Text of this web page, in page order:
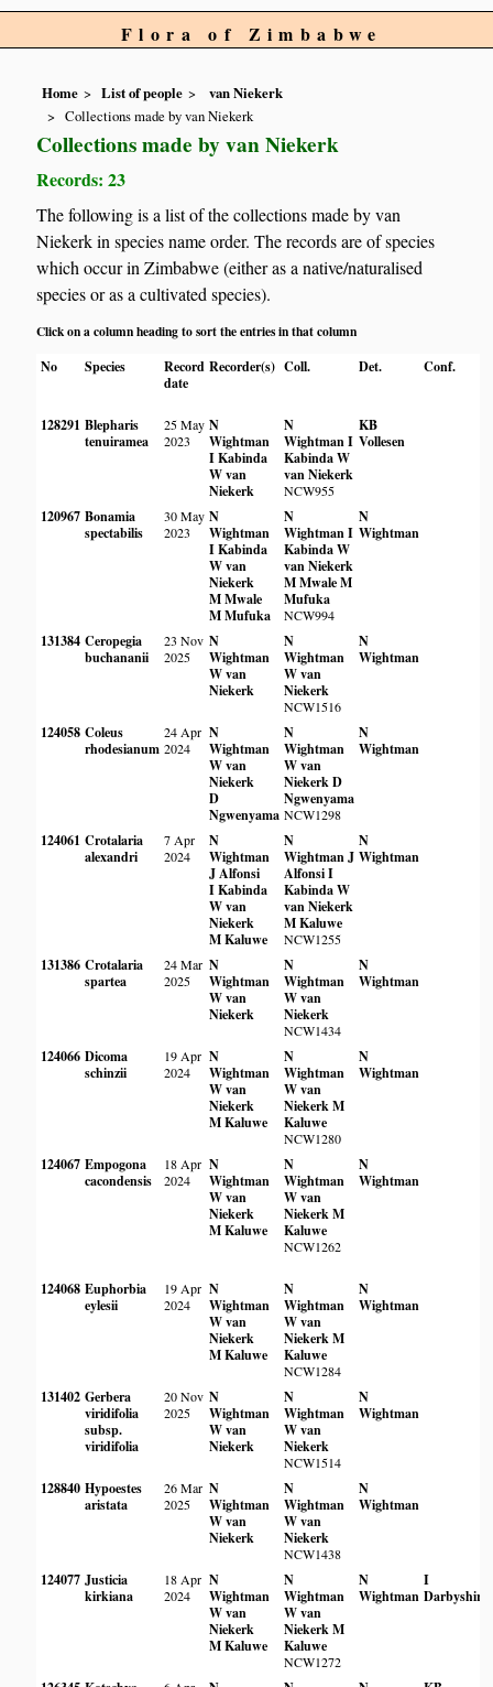
Flora of Zimbabwe
Home List of people
van Niekerk
Collections made by van Niekerk
Collections made by van Niekerk
Records: 23
The following is a list of the collections made by van
Niekerk in species name order. The records are of species
which occur in Zimbabwe (either as a native/naturalised
species or as a cultivated species).
Click on a column heading to sort the entries in that column
No
Species
Record
date
Recorder(s) Coll. Det. Conf.
128291 Blepharis
tenuiramea
25 May
2023
N
Wightman
I Kabinda
W van
Niekerk
N
WightmanI
KabindaW
van Niekerk
NCW955
KB
Vollesen
120967 Bonamia
spectabilis
30 May
2023
N
Wightman
I Kabinda
W van
Niekerk
M Mwale
M Mufuka
N
WightmanI
KabindaW
van Niekerk
M MwaleM
Mufuka
NCW994
N
Wightman
131384 Ceropegia
buchananii
23 Nov
2025
N
Wightman
W van
Niekerk
N
Wightman
W van
Niekerk
NCW1516
N
Wightman
124058 Coleus
rhodesianum
24 Apr
2024
N
Wightman
W van
Niekerk
D
Ngwenyama
N
Wightman
W van
NiekerkD
Ngwenyama
NCW1298
N
Wightman
124061 Crotalaria
alexandri
7 Apr
2024
N
Wightman
J Alfonsi
I Kabinda
W van
Niekerk
M Kaluwe
N
WightmanJ
AlfonsiI
KabindaW
van Niekerk
M Kaluwe
NCW1255
N
Wightman
131386 Crotalaria
spartea
24 Mar
2025
N
Wightman
W van
Niekerk
N
Wightman
W van
Niekerk
NCW1434
N
Wightman
124066 Dicoma
schinzii
19 Apr
2024
N
Wightman
W van
Niekerk
M Kaluwe
N
Wightman
W van
NiekerkM
Kaluwe
NCW1280
N
Wightman
124067 Empogona
cacondensis
18 Apr
2024
N
Wightman
W van
Niekerk
M Kaluwe
N
Wightman
W van
NiekerkM
Kaluwe
NCW1262
N
Wightman
124068 Euphorbia
eylesii
19 Apr
2024
N
Wightman
W van
Niekerk
M Kaluwe
N
Wightman
W van
NiekerkM
Kaluwe
NCW1284
N
Wightman
131402 Gerbera
viridifolia
subsp.
viridifolia
20 Nov
2025
N
Wightman
W van
Niekerk
N
Wightman
W van
Niekerk
NCW1514
N
Wightman
128840 Hypoestes
aristata
26 Mar
2025
N
Wightman
W van
Niekerk
N
Wightman
W van
Niekerk
NCW1438
N
Wightman
124077 Justicia
kirkiana
18 Apr
2024
N
Wightman
W van
Niekerk
M Kaluwe
N
Wightman
W van
NiekerkM
Kaluwe
NCW1272
N
Wightman
I
Darbyshire